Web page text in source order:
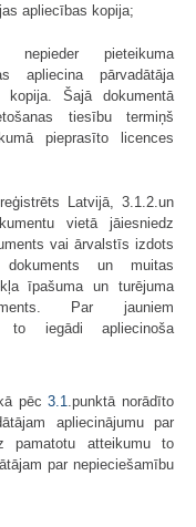
apliecības kopija;
pieteikuma
apliecina pārvadātāja
kopija. Šajā dokumentā
tiesību termiņš
pieprasīto licences
Latvijā, 3.1.2.un
vietā jāiesniedz
vai ārvalstīs izdots
dokuments un muitas
īpašuma un turējuma
Par jauniem
to iegādi apliecinoša
pēc3.1 .punktā norādīto
apliecinājumu par
pamatotu atteikumu to
par nepieciešamību